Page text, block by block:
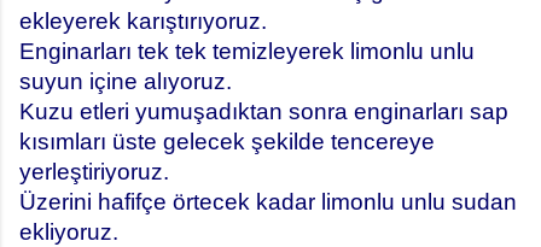
ekleyerek karıştırıyoruz.
Enginarları tek tek temizleyerek limonlu unlu
suyun içine alıyoruz.
Kuzu etleri yumuşadıktan sonra enginarları sap
kısımları üste gelecek şekilde tencereye
yerleştiriyoruz.
Üzerini hafifçe örtecek kadar limonlu unlu sudan
ekliyoruz.